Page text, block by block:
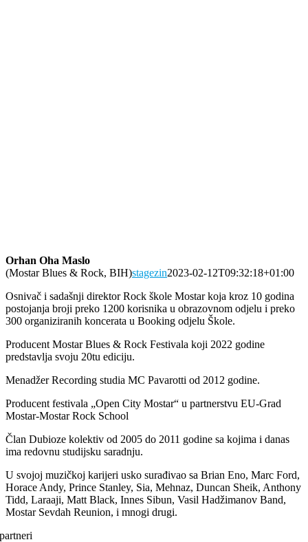
Orhan Oha Maslo
(Mostar Blues & Rock, BIH)stagezin2023-02-12T09:32:18+01:00
Osnivač i sadašnji direktor Rock škole Mostar koja kroz 10 godina
postojanja broji preko 1200 korisnika u obrazovnom odjelu i preko
300 organiziranih koncerata u Booking odjelu Škole.
Producent Mostar Blues & Rock Festivala koji 2022 godine
predstavlja svoju 20tu ediciju.
Menadžer Recording studia MC Pavarotti od 2012 godine.
Producent festivala „Open City Mostar“ u partnerstvu EU-Grad
Mostar-Mostar Rock School
Član Dubioze kolektiv od 2005 do 2011 godine sa kojima i danas
ima redovnu studijsku saradnju.
U svojoj muzičkoj karijeri usko surađivao sa Brian Eno, Marc Ford,
Horace Andy, Prince Stanley, Sia, Mehnaz, Duncan Sheik, Anthony
Tidd, Laraaji, Matt Black, Innes Sibun, Vasil Hadžimanov Band,
Mostar Sevdah Reunion, i mnogi drugi.
partneri